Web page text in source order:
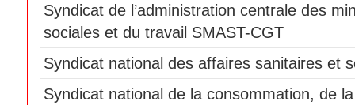
Syndicat de l’administration centrale des
sociales et du travail SMAST-CGT
Syndicat national des affaires sanitaires et
Syndicat national de la consommation, de